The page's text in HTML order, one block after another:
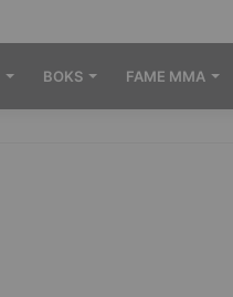
BOKS FAME MMA